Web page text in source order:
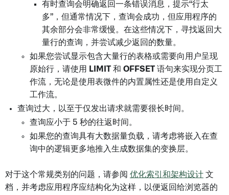
有时查询会明确返回一条错误消息，提示“行太
多”，但通常情况下，查询会成功，但应用程序的
其余部分会非常缓慢。在这些情况下，寻找返回大
量行的查询，并尝试减少返回的数量。
如果您尝试显示包含大量行的表格或需要向用户呈现
原始行，请使用
LIMIT 和 OFFSET 语句来实现分页工
作流，无论是使用表微件的内置属性还是使用自定义
工作流。
查询过大，以至于仅发出请求就需要很长时间。
查询应小于 5 秒的往返时间。
如果您的查询具有大数据量负载，请考虑将嵌入在查
询中的逻辑更多地推入生成数据集的变换层。
对于这个常规类别的问题，请参阅 优化索引和架构设计 文
档，并考虑应用程序应结构化为这样，以便返回给浏览器的